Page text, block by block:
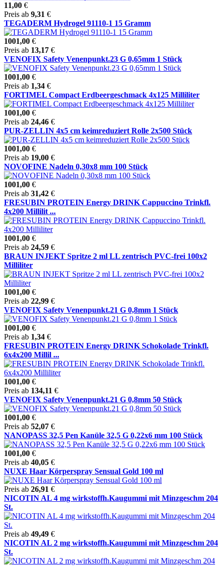
11,00 €
Preis ab 9,31 €
TEGADERM Hydrogel 91110-1 15 Gramm
1001,00 €
Preis ab 13,17 €
VENOFIX Safety Venenpunkt.23 G 0,65mm 1 Stück
1001,00 €
Preis ab 1,34 €
FORTIMEL Compact Erdbeergeschmack 4x125 Milliliter
1001,00 €
Preis ab 24,46 €
PUR-ZELLIN 4x5 cm keimreduziert Rolle 2x500 Stück
1001,00 €
Preis ab 19,00 €
NOVOFINE Nadeln 0,30x8 mm 100 Stück
1001,00 €
Preis ab 31,42 €
FRESUBIN PROTEIN Energy DRINK Cappuccino Trinkfl.
4x200 Millilit ...
1001,00 €
Preis ab 24,59 €
BRAUN INJEKT Spritze 2 ml LL zentrisch PVC-frei 100x2
Milliliter
1001,00 €
Preis ab 22,99 €
VENOFIX Safety Venenpunkt.21 G 0,8mm 1 Stück
1001,00 €
Preis ab 1,34 €
FRESUBIN PROTEIN Energy DRINK Schokolade Trinkfl.
6x4x200 Millil ...
1001,00 €
Preis ab 134,11 €
VENOFIX Safety Venenpunkt.21 G 0,8mm 50 Stück
1001,00 €
Preis ab 52,07 €
NANOPASS 32,5 Pen Kanüle 32,5 G 0,22x6 mm 100 Stück
1001,00 €
Preis ab 40,05 €
NUXE Haar Körperspray Sensual Gold 100 ml
Preis ab 26,91 €
NICOTIN AL 4 mg wirkstoffh.Kaugummi mit Minzgeschm 204
St.
Preis ab 49,49 €
NICOTIN AL 2 mg wirkstoffh.Kaugummi mit Minzgeschm 204
St.